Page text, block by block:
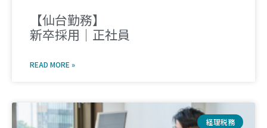
【仙台勤務】
新卒採用｜正社員
READ MORE »
経理税務